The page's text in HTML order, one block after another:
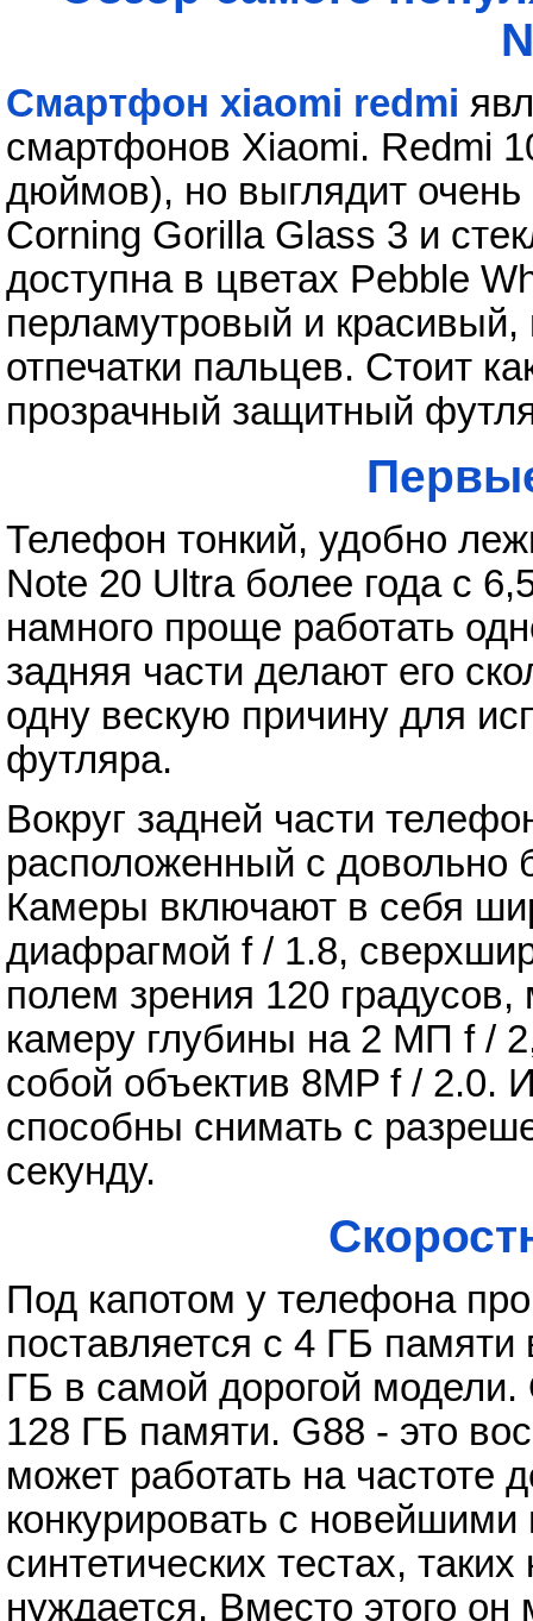
Смартфон xiaomi redmi
смартфонов Xiaomi. Redmi
дюймов), но выглядит
Corning Gorilla Glass 3 и
доступна в цветах Pebble
перламутровый и красивый,
отпечатки пальцев. Стоит
прозрачный защитный
Телефон тонкий, удобно
Note 20 Ultra более года с
намного проще работать
задняя части делают его
одну вескую причину для
футляра.
Вокруг задней части
расположенный с
Камеры включают в себя
диафрагмой f / 1.8,
полем зрения 120
камеру глубины на 2 МП f /
собой объектив 8MP f / 2.0.
способны снимать с
секунду.
Под капотом у телефона
поставляется с 4 ГБ
ГБ в самой дорогой
128 ГБ памяти. G88 - это
может работать на частоте
конкурировать с
синтетических тестах,
нуждается. Вместо этого